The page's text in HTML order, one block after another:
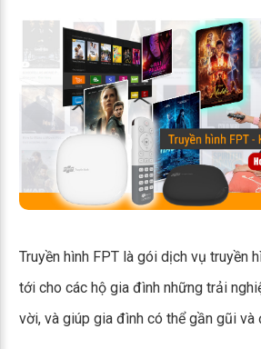
Truyền hình FPT là gói dịch vụ truyền
tới cho các hộ gia đình những trải
vời, và giúp gia đình có thể gần gũi và